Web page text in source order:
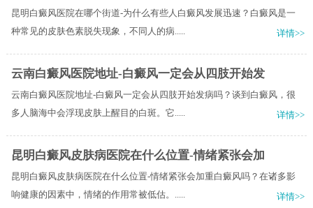
昆明白癜风医院在哪个街道-为什么有些人白癜风发展迅速？白癜风是一
种常见的皮肤色素脱失现象，不同人的病.....
详情>>
云南白癜风医院地址-白癜风一定会从四肢开始发
云南白癜风医院地址-白癜风一定会从四肢开始发病吗？谈到白癜风，很
多人脑海中会浮现皮肤上醒目的白斑。它.....
详情>>
昆明白癜风皮肤病医院在什么位置-情绪紧张会加
昆明白癜风皮肤病医院在什么位置-情绪紧张会加重白癜风吗？在诸多影
响健康的因素中，情绪的作用常被低估。.....
详情>>